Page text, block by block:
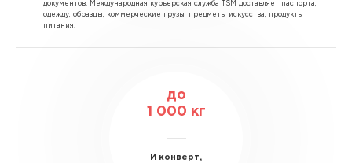
документов. Международная курьерская служба TSM доставляет паспорта,
одежду, образцы, коммерческие грузы, предметы искусства, продукты
питания.
до
1 000 кг
И конверт,